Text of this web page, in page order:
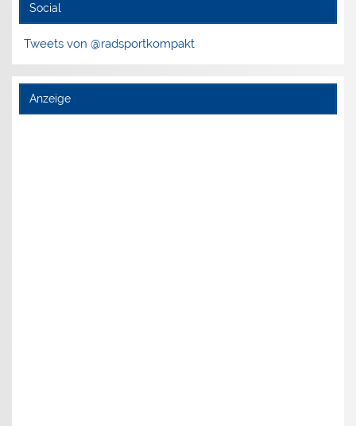
Social
Tweets von @radsportkompakt
Anzeige